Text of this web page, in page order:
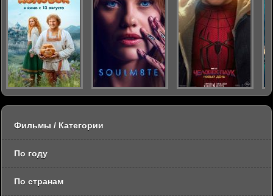
Фильмы / Категории
По году
По странам